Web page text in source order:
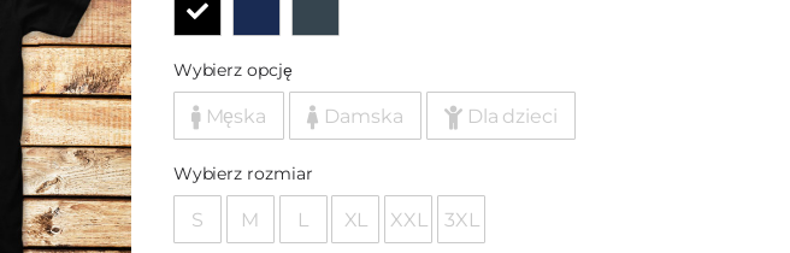
Wybierz opcję
Męska Damska Dla dzieci
Wybierz rozmiar
S M L XL XXL 3XL